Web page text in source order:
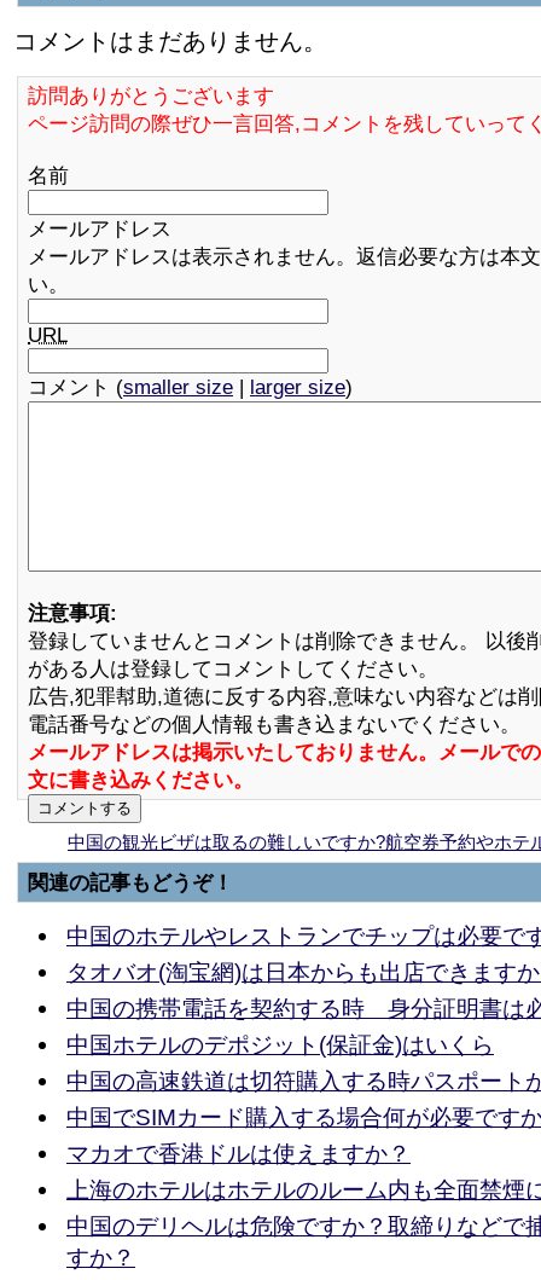
コメントはまだありません。
訪問ありがとうございます
ページ訪問の際ぜひ一言回答,コメントを残していって
名前
メールアドレス
メールアドレスは表示されません。返信必要な方は本
い。
URL
コメント (smaller size | larger size)
注意事項:
登録していませんとコメントは削除できません。 以後
がある人は登録してコメントしてください。
広告,犯罪幇助,道徳に反する内容,意味ない内容などは
電話番号などの個人情報も書き込まないでください。
メールアドレスは掲示いたしておりません。メールで
文に書き込みください。
中国の観光ビザは取るの難しいですか?航空券予約やホテ
関連の記事もどうぞ！
中国のホテルやレストランでチップは必要で
タオバオ(淘宝網)は日本からも出店できます
中国の携帯電話を契約する時 身分証明書は
中国ホテルのデポジット(保証金)はいくら
中国の高速鉄道は切符購入する時パスポート
中国でSIMカード購入する場合何が必要です
マカオで香港ドルは使えますか？
上海のホテルはホテルのルーム内も全面禁煙
中国のデリヘルは危険ですか？取締りなどで
すか？